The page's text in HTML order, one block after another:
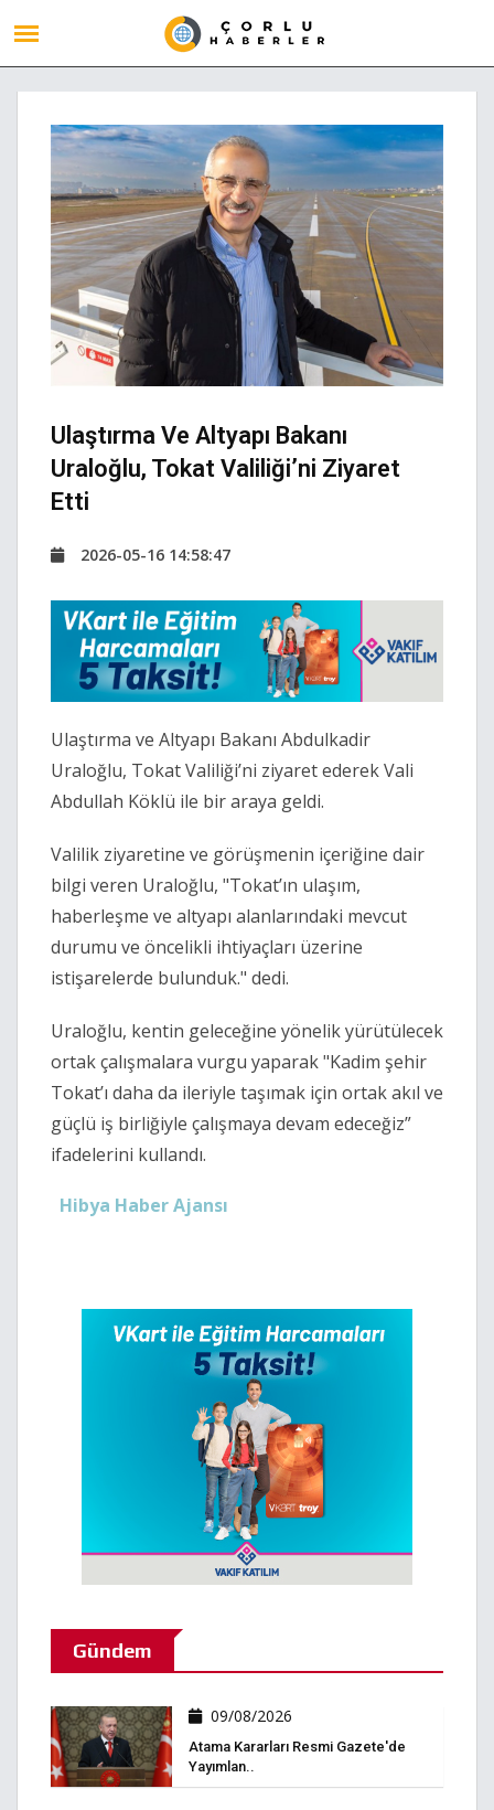
Ulaştırma Ve Altyapı Bakanı
Uraloğlu, Tokat Valiliği’ni Ziyaret
Etti
2026-05-16 14:58:47
Ulaştırma ve Altyapı Bakanı Abdulkadir
Uraloğlu, Tokat Valiliği’ni ziyaret ederek Vali
Abdullah Köklü ile bir araya geldi.
Valilik ziyaretine ve görüşmenin içeriğine dair
bilgi veren Uraloğlu, "Tokat’ın ulaşım,
haberleşme ve altyapı alanlarındaki mevcut
durumu ve öncelikli ihtiyaçları üzerine
istişarelerde bulunduk." dedi.
Uraloğlu, kentin geleceğine yönelik yürütülecek
ortak çalışmalara vurgu yaparak "Kadim şehir
Tokat’ı daha da ileriyle taşımak için ortak akıl ve
güçlü iş birliğiyle çalışmaya devam edeceğiz”
ifadelerini kullandı.
Hibya Haber Ajansı
Gündem
09/08/2026
Atama Kararları Resmi Gazete'de
Yayımlan..